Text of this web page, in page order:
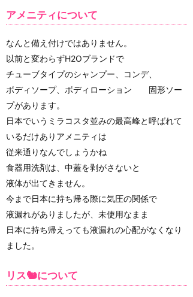
アメニティについて
なんと備え付けではありません。
以前と変わらずH2Oブランドで
チューブタイプのシャンプー、コンデ、
ボディソープ、ボディローション 固形ソー
プがあります。
日本でいうミラコスタ並みの最高峰と呼ばれて
いるだけありアメニティは
従来通りなんでしょうかね
食器用洗剤は、中蓋を剥がさないと
液体が出てきません。
今まで日本に持ち帰る際に気圧の関係で
液漏れがありましたが、未使用なまま
日本に持ち帰えっても液漏れの心配がなくなり
ました。
リス🐿について